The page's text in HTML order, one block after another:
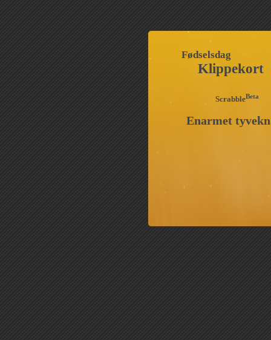
Fødselsdag
Klippekort
ScrabbleBeta
Enarmet